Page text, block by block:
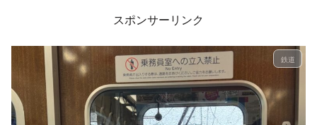
スポンサーリンク
鉄道